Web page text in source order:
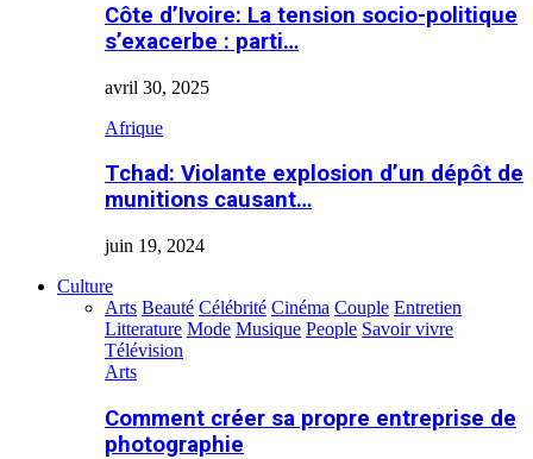
Côte d’Ivoire: La tension socio-politique
s’exacerbe : parti…
avril 30, 2025
Afrique
Tchad: Violante explosion d’un dépôt de
munitions causant…
juin 19, 2024
Culture
Arts Beauté Célébrité Cinéma Couple Entretien
Litterature Mode Musique People Savoir vivre
Télévision
Arts
Comment créer sa propre entreprise de
photographie